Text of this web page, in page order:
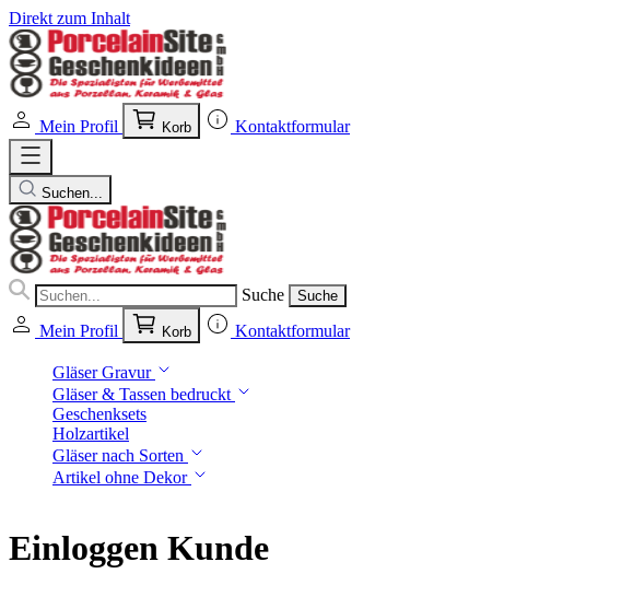
Direkt zum Inhalt
Mein Profil Korb Kontaktformular
Suchen...
Suche Suche
Mein Profil Korb Kontaktformular
Gläser Gravur
Gläser & Tassen bedruckt
Geschenksets
Holzartikel
Gläser nach Sorten
Artikel ohne Dekor
Einloggen Kunde